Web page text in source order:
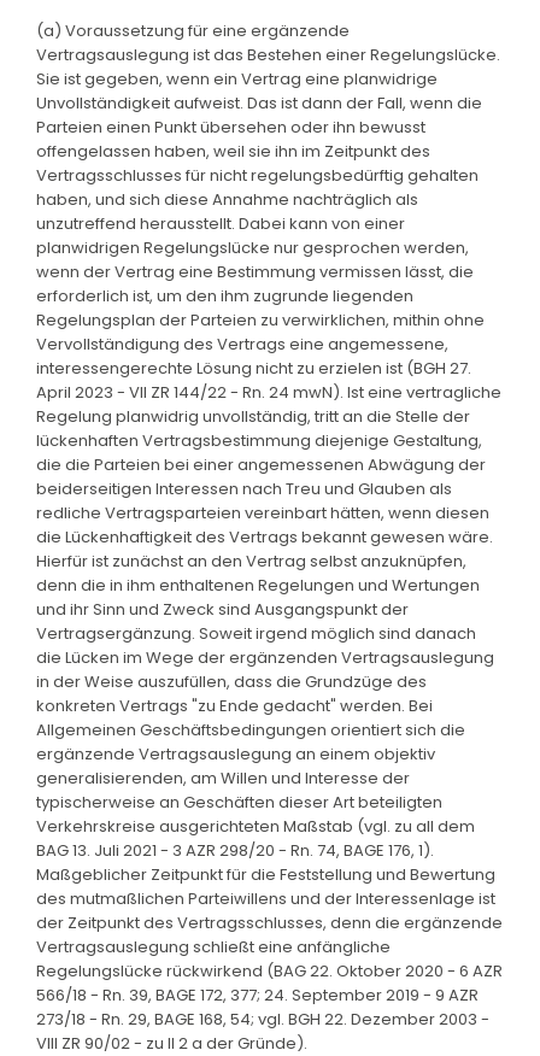
(a) Voraussetzung für eine ergänzende
Vertragsauslegung ist das Bestehen einer Regelungslücke.
Sie ist gegeben, wenn ein Vertrag eine planwidrige
Unvollständigkeit aufweist. Das ist dann der Fall, wenn die
Parteien einen Punkt übersehen oder ihn bewusst
offengelassen haben, weil sie ihn im Zeitpunkt des
Vertragsschlusses für nicht regelungsbedürftig gehalten
haben, und sich diese Annahme nachträglich als
unzutreffend herausstellt. Dabei kann von einer
planwidrigen Regelungslücke nur gesprochen werden,
wenn der Vertrag eine Bestimmung vermissen lässt, die
erforderlich ist, um den ihm zugrunde liegenden
Regelungsplan der Parteien zu verwirklichen, mithin ohne
Vervollständigung des Vertrags eine angemessene,
interessengerechte Lösung nicht zu erzielen ist (BGH 27.
April 2023 - VII ZR 144/22 - Rn. 24 mwN). Ist eine vertragliche
Regelung planwidrig unvollständig, tritt an die Stelle der
lückenhaften Vertragsbestimmung diejenige Gestaltung,
die die Parteien bei einer angemessenen Abwägung der
beiderseitigen Interessen nach Treu und Glauben als
redliche Vertragsparteien vereinbart hätten, wenn diesen
die Lückenhaftigkeit des Vertrags bekannt gewesen wäre.
Hierfür ist zunächst an den Vertrag selbst anzuknüpfen,
denn die in ihm enthaltenen Regelungen und Wertungen
und ihr Sinn und Zweck sind Ausgangspunkt der
Vertragsergänzung. Soweit irgend möglich sind danach
die Lücken im Wege der ergänzenden Vertragsauslegung
in der Weise auszufüllen, dass die Grundzüge des
konkreten Vertrags "zu Ende gedacht" werden. Bei
Allgemeinen Geschäftsbedingungen orientiert sich die
ergänzende Vertragsauslegung an einem objektiv
generalisierenden, am Willen und Interesse der
typischerweise an Geschäften dieser Art beteiligten
Verkehrskreise ausgerichteten Maßstab (vgl. zu all dem
BAG 13. Juli 2021 - 3 AZR 298/20 - Rn. 74, BAGE 176, 1).
Maßgeblicher Zeitpunkt für die Feststellung und Bewertung
des mutmaßlichen Parteiwillens und der Interessenlage ist
der Zeitpunkt des Vertragsschlusses, denn die ergänzende
Vertragsauslegung schließt eine anfängliche
Regelungslücke rückwirkend (BAG 22. Oktober 2020 - 6 AZR
566/18 - Rn. 39, BAGE 172, 377; 24. September 2019 - 9 AZR
273/18 - Rn. 29, BAGE 168, 54; vgl. BGH 22. Dezember 2003 -
VIII ZR 90/02 - zu II 2 a der Gründe).